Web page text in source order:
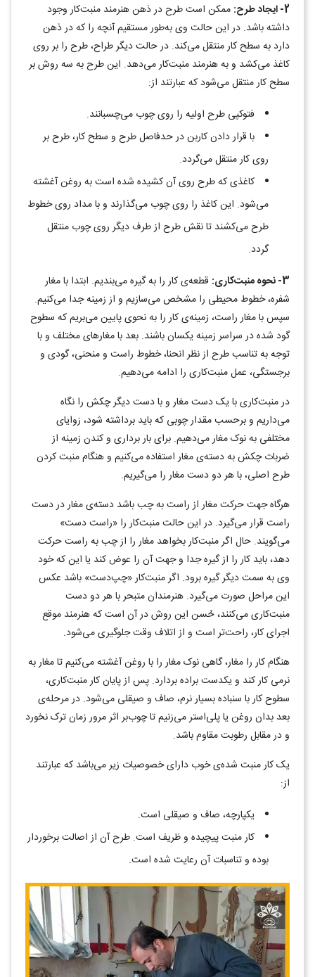
2- ایجاد طرح:
ممکن است طرح در ذهن هنرمند منبت‌کار وجود
داشته باشد. در این حالت وی به‌طور مستقیم آنچه را که در ذهن
دارد به سطح کار منتقل می‌کند. در حالت دیگر طراح، طرح را بر روی
کاغذ می‌کشد و به هنرمند منبت‌کار می‌دهد. این طرح به سه روش بر
سطح کار منتقل می‌شود که عبارتند از:
فتوکپی طرح اولیه را روی چوب می‌چسبانند.
با قرار دادن کاربن در حدفاصل طرح و سطح کار، طرح بر
روی کار منتقل می‌گردد.
کاغذی که طرح روی آن کشیده شده است به روغن آغشته
می‌شود. این کاغذ را روی چوب می‌گذارند و با مداد روی خطوط
طرح می‌کشند تا نقش طرح از طرف دیگر روی چوب منتقل
گردد.
3- نحوه منبت‌کاری:
قطعه‌ی کار را به گیره می‌بندیم. ابتدا با مغار
شفره، خطوط محیطی را مشخص می‌سازیم و از زمینه جدا می‌کنیم.
سپس با مغار راست، زمینه‌ی کار را به نحوی پایین می‌بریم که سطوح
گود شده در سراسر زمینه یکسان باشند. بعد با مغارهای مختلف و با
توجه به تناسب طرح از نظر انحنا، خطوط راست و منحنی، گودی و
برجستگی، عمل منبت‌کاری را ادامه می‌دهیم.
در منبت‌کاری با یک دست مغار و با دست دیگر چکش را نگاه
می‌داریم و برحسب مقدار چوبی که باید برداشته شود، زوایای
مختلفی به نوک مغار می‌دهیم. برای بار برداری و کندن زمینه از
ضربات چکش به دسته‌ی مغار استفاده می‌کنیم و هنگام منبت کردن
طرح اصلی، با هر دو دست مغار را می‌گیریم.
هرگاه جهت حرکت مغار از راست به چب باشد دسته‌ی مغار در دست
راست قرار می‌گیرد. در این حالت منبت‌کار را «راست دست»
می‌گویند. حال اگر منبت‌کار بخواهد مغار را از چب به راست حرکت
دهد، باید کار را از گیره جدا و جهت آن را عوض کند یا این که خود
وی به سمت دیگر گیره برود. اگر منبت‌کار «چپ‌دست» باشد عکس
این مراحل صورت می‌گیرد. هنرمندان متبحر با هر دو دست
منبت‌کاری می‌کنند، حُسن این روش در آن است که هنرمند موقع
اجرای کار، راحت‌تر است و از اتلاف وقت جلوگیری می‌شود.
هنگام کار را مغار، گاهی نوک مغار را با روغن آغشته می‌کنیم تا مغار به
نرمی کار کند و یکدست براده بردارد. پس از پایان کار منبت‌کاری،
سطوح کار با سنباده بسیار نرم، صاف و صیقلی می‌شود. در مرحله‌ی
بعد بدان روغن یا پلی‌استر می‌زنیم تا چوب‌بر اثر مرور زمان ترک نخورد
و در مقابل رطوبت مقاوم باشد.
یک کار منبت شده‌ی خوب دارای خصوصیات زیر می‌باشد که عبارتند
از:
یکپارچه، صاف و صیقلی است.
کار منبت پیچیده و ظریف است. طرح آن از اصالت برخوردار
بوده و تناسبات آن رعایت شده است.